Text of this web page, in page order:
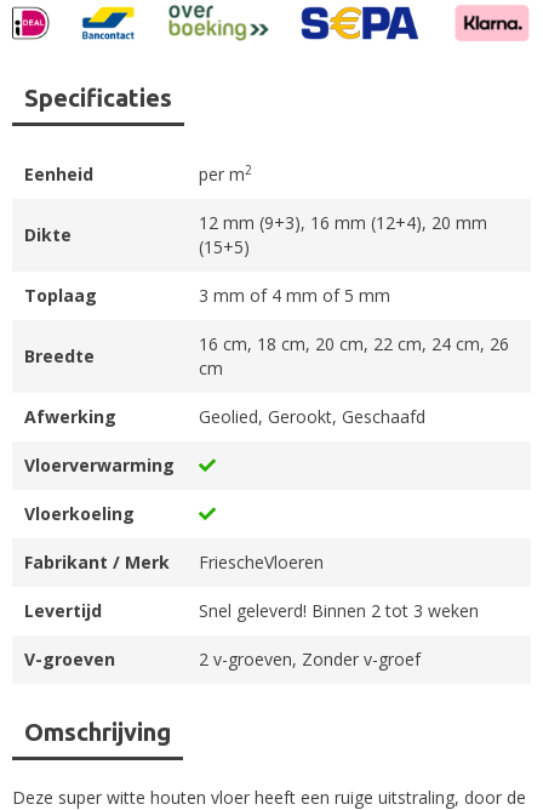
Specificaties
Eenheid per m2
Dikte
12 mm (9+3), 16 mm (12+4), 20 mm
(15+5)
Toplaag 3 mm of 4 mm of 5 mm
Breedte
16 cm, 18 cm, 20 cm, 22 cm, 24 cm, 26
cm
Afwerking Geolied, Gerookt, Geschaafd
Vloerverwarming
Vloerkoeling
Fabrikant / Merk FriescheVloeren
Levertijd Snel geleverd! Binnen 2 tot 3 weken
V-groeven 2 v-groeven, Zonder v-groef
Omschrijving
Deze super witte houten vloer heeft een ruige uitstraling, door de